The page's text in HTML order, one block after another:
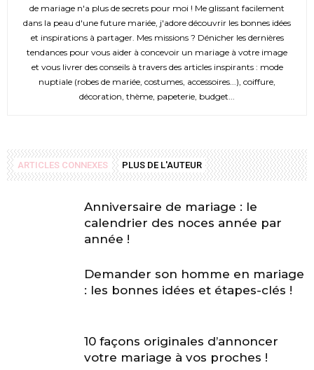
de mariage n'a plus de secrets pour moi ! Me glissant facilement
dans la peau d'une future mariée, j'adore découvrir les bonnes idées
et inspirations à partager. Mes missions ? Dénicher les dernières
tendances pour vous aider à concevoir un mariage à votre image
et vous livrer des conseils à travers des articles inspirants : mode
nuptiale (robes de mariée, costumes, accessoires...), coiffure,
décoration, thème, papeterie, budget...
ARTICLES CONNEXES PLUS DE L'AUTEUR
Anniversaire de mariage : le
calendrier des noces année par
année !
Demander son homme en mariage
: les bonnes idées et étapes-clés !
10 façons originales d’annoncer
votre mariage à vos proches !